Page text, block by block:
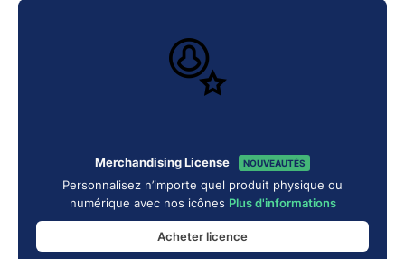
Merchandising License NOUVEAUTÉS
Personnalisez n’importe quel produit physique ou
numérique avec nos icônes Plus d'informations
Acheter licence